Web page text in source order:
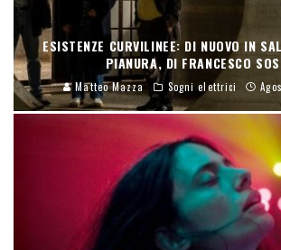
ESISTENZE CURVILINEE: DI NUOVO IN
PIANURA, DI FRANCESCO
Matteo Mazza Sogni elettrici